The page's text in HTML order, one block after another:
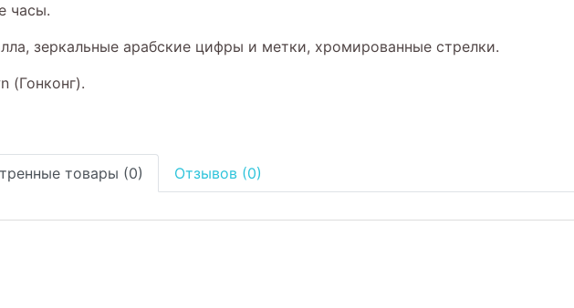
часы.
зеркальные арабские цифры и метки, хромированные стрелки.
(Гонконг).
товары (0) Отзывов (0)